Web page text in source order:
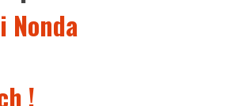
Nonda
!